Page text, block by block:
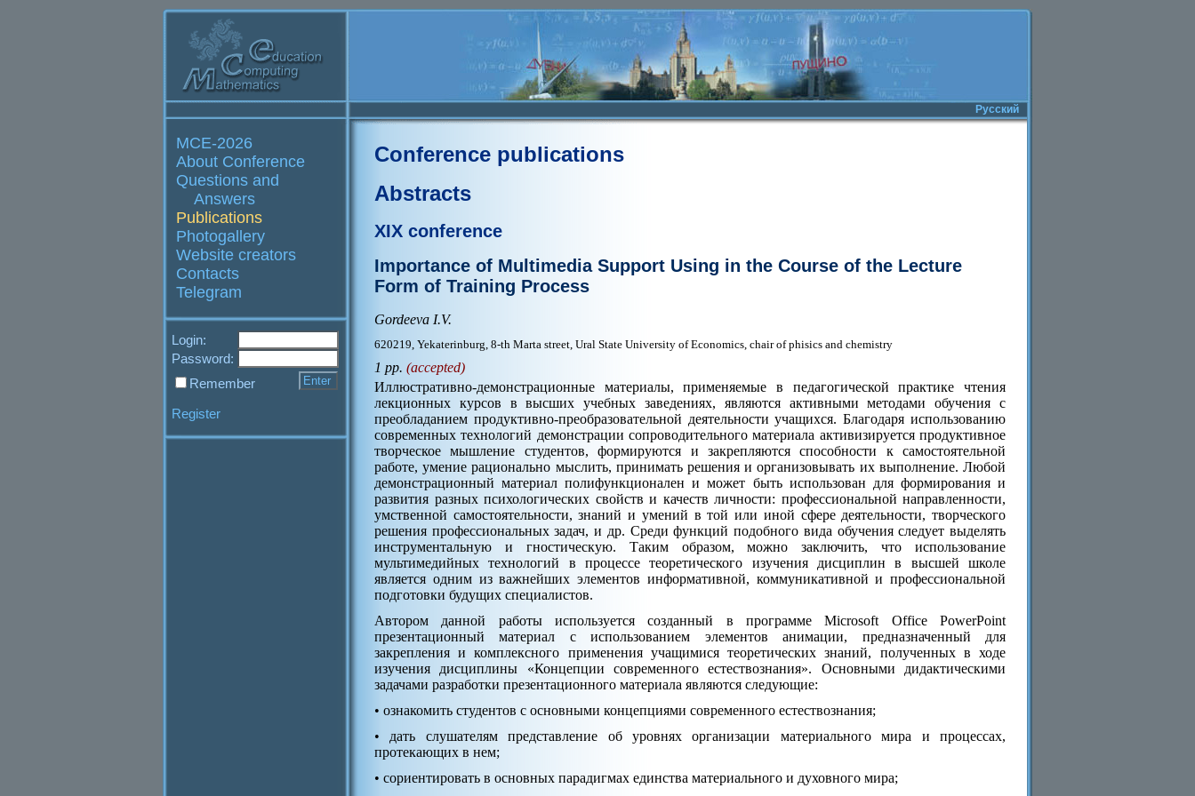
Русский
MCE-2026
About Conference
Questions and
Answers
Publications
Photogallery
Website creators
Contacts
Telegram
Login:
Password:
Remember
Register
Conference publications
Abstracts
XIX conference
Importance of Multimedia Support Using in the Course of the Lecture
Form of Training Process
Gordeeva I.V.
620219, Yekaterinburg, 8-th Marta street, Ural State University of Economics, chair of phisics and chemistry
1 pp. (accepted)
Иллюстративно-демонстрационные материалы, применяемые в педагогической практике чтения
лекционных курсов в высших учебных заведениях, являются активными методами обучения с
преобладанием продуктивно-преобразовательной деятельности учащихся. Благодаря использованию
современных технологий демонстрации сопроводительного материала активизируется продуктивное
творческое мышление студентов, формируются и закрепляются способности к самостоятельной
работе, умение рационально мыслить, принимать решения и организовывать их выполнение. Любой
демонстрационный материал полифункционален и может быть использован для формирования и
развития разных психологических свойств и качеств личности: профессиональной направленности,
умственной самостоятельности, знаний и умений в той или иной сфере деятельности, творческого
решения профессиональных задач, и др. Среди функций подобного вида обучения следует выделять
инструментальную и гностическую. Таким образом, можно заключить, что использование
мультимедийных технологий в процессе теоретического изучения дисциплин в высшей школе
является одним из важнейших элементов информативной, коммуникативной и профессиональной
подготовки будущих специалистов.
Автором данной работы используется созданный в программе Microsoft Office PowerPoint
презентационный материал с использованием элементов анимации, предназначенный для
закрепления и комплексного применения учащимися теоретических знаний, полученных в ходе
изучения дисциплины «Концепции современного естествознания». Основными дидактическими
задачами разработки презентационного материала являются следующие:
• ознакомить студентов с основными концепциями современного естествознания;
• дать слушателям представление об уровнях организации материального мира и процессах,
протекающих в нем;
• сориентировать в основных парадигмах единства материального и духовного мира;